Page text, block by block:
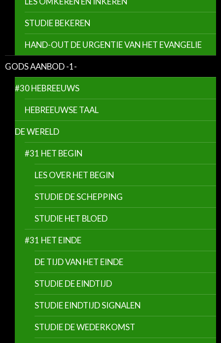
STUDIE BEKEREN
HAND-OUT DE URGENTIE VAN HET EVANGELIE
GODS AANBOD -1-
#30 HEBREEUWS
HEBREEUWSE TAAL
DE WERELD
#31 HET BEGIN
LES OVER HET BEGIN
STUDIE DE SCHEPPING
STUDIE HET BLOED
#31 HET EINDE
DE TIJD VAN HET EINDE
STUDIE DE EINDTIJD
STUDIE EINDTIJD SIGNALEN
STUDIE DE WEDERKOMST